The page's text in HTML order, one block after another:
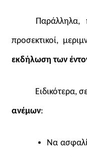
Παράλληλα,
προσεκτικοί,
εκδήλωση των
Ειδικότερα,
ανέμων:
Να